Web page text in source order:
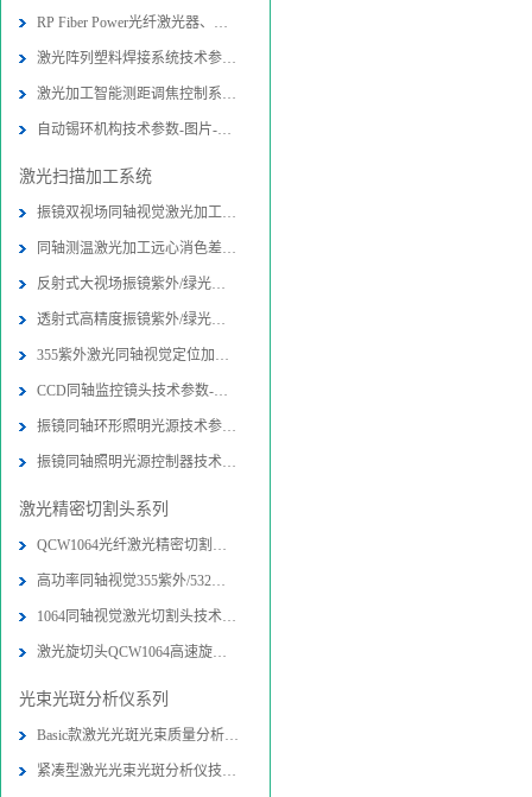
RP Fiber Power光纤激光器、放大器
激光阵列塑料焊接系统技术参数-图片
激光加工智能测距调焦控制系统-图片
自动锡环机构技术参数-图片-应用-报
激光扫描加工系统
振镜双视场同轴视觉激光加工光路系统
同轴测温激光加工远心消色差扫描物镜
反射式大视场振镜紫外/绿光同轴视觉
透射式高精度振镜紫外/绿光内同轴视
355紫外激光同轴视觉定位加工系统技
CCD同轴监控镜头技术参数-图片-应用
振镜同轴环形照明光源技术参数-图片
振镜同轴照明光源控制器技术参数-图
激光精密切割头系列
QCW1064光纤激光精密切割头技术参数
高功率同轴视觉355紫外/532绿光精密
1064同轴视觉激光切割头技术参数-图
激光旋切头QCW1064高速旋转精密切割
光束光斑分析仪系列
Basic款激光光斑光束质量分析仪技术
紧凑型激光光束光斑分析仪技术参数-